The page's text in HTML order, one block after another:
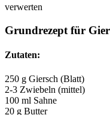
verwerten
Grundrezept für
Zutaten:
250 g Giersch (Blatt)
2-3 Zwiebeln (mittel)
100 ml Sahne
20 g Butter